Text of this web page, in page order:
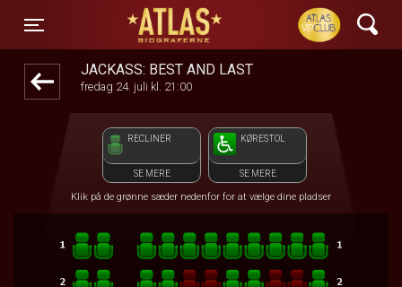
Toggle navigation
ATLAS Biograferne
JACKASS: BEST AND LAST
fredag 24. juli kl. 21:00
RECLINER
SE MERE
KØRESTOL
SE MERE
Klik på de grønne sæder nedenfor for at vælge dine pladser
front05-temp 091913